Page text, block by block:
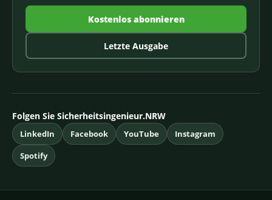
Kostenlos abonnieren
Letzte Ausgabe
Folgen Sie Sicherheitsingenieur.NRW
LinkedIn Facebook YouTube
Instagram
Spotify